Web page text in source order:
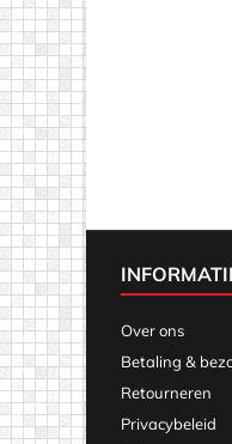
Over ons
Betaling &
Retourneren
Privacybeleid